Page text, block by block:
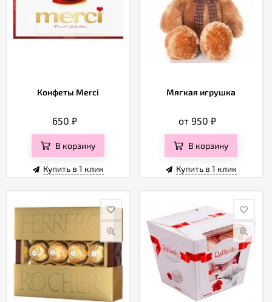
Конфеты Merci
650 ₽
В корзину
Купить в 1 клик
Мягкая игрушка
от 950₽
В корзину
Купить в 1 клик